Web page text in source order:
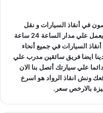
:
أنقاذ السياراتو نقل
والمعدات ولدينا اسطول سيارات يعمل علي مدار الساعة 24 ساعة
أنقاذ السياراتفي جميع أنحاء
ايضا فريق سائقين مدرب علي
علي سيارتك أتصل بنا الان
ونش انقاذ الرواد هو اسرع
بالارخص سعر.